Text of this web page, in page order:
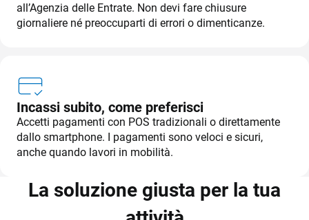
all’Agenzia delle Entrate. Non devi fare chiusure
giornaliere né preoccuparti di errori o dimenticanze.
Incassi subito, come preferisci
Accetti pagamenti con POS tradizionali o direttamente
dallo smartphone. I pagamenti sono veloci e sicuri,
anche quando lavori in mobilità.
La soluzione giusta per la tua